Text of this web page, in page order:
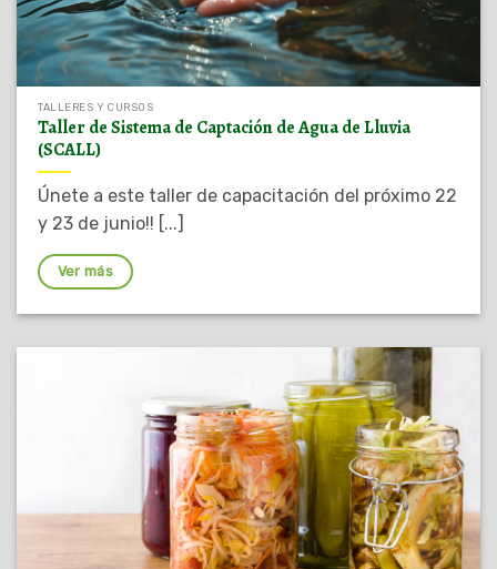
TALLERES Y CURSOS
Taller de Sistema de Captación de Agua de Lluvia
(SCALL)
Únete a este taller de capacitación del próximo 22
y 23 de junio!! [...]
Ver más